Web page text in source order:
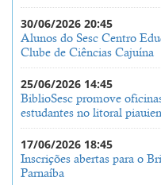
30/06/2026 20:45
Alunos do Sesc Centro
Clube de Ciências Cajuína
25/06/2026 14:45
BiblioSesc promove
estudantes no litoral
17/06/2026 18:45
Inscrições abertas para o
Parnaíba